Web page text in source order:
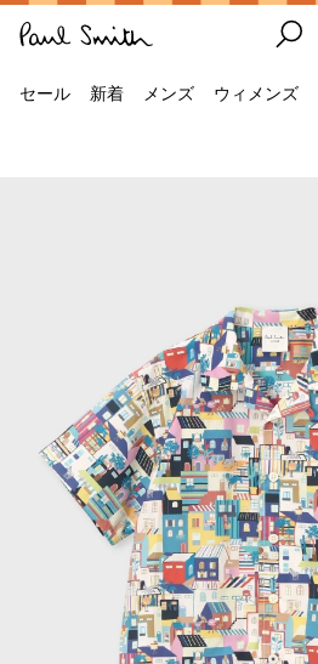
セール 新着 メンズ ウィメンズ